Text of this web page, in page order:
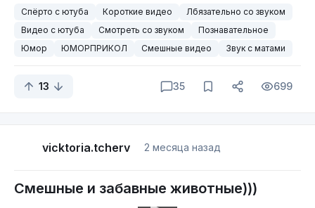
Спёрто с ютуба Короткие видео
Лбязательно со звуком
Видео с ютуба
Смотреть со звуком
Познавательное
Юмор
ЮМОРПРИКОЛ Смешные видео Звук с матами
13 35 699
vicktoria.tcherv 2 месяца назад
Смешные и забавные животные)))